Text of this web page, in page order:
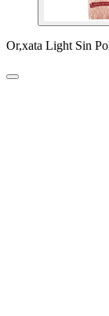
Or,xata Light Sin